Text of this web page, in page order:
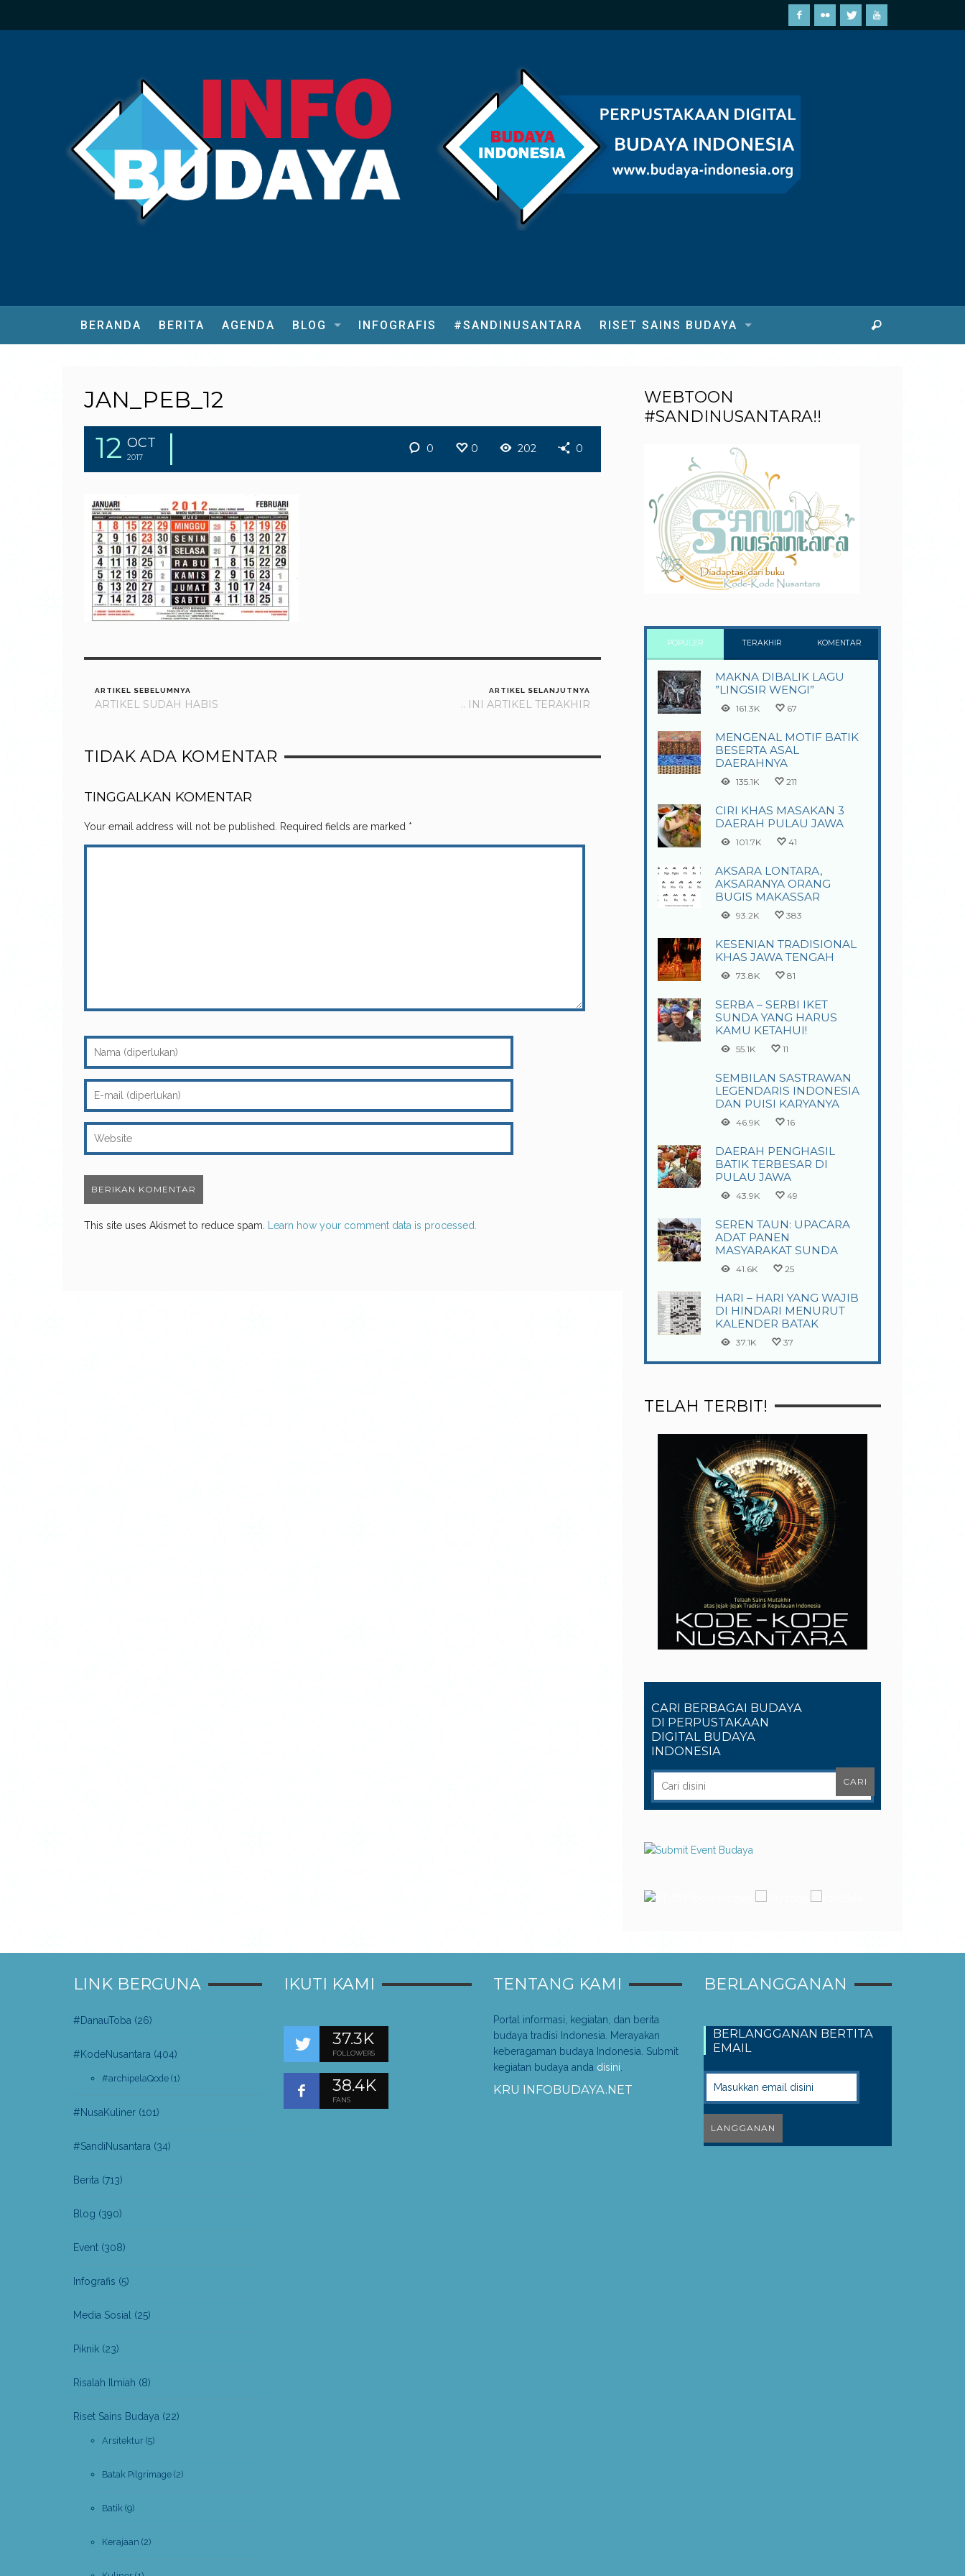
BERANDA BERITA AGENDA BLOG INFOGRAFIS #SANDINUSANTARA RISET SAINS BUDAYA
JAN_PEB_12
12 OCT
2017
0 0 202 0
ARTIKEL SEBELUMNYA
ARTIKEL SUDAH HABIS
ARTIKEL SELANJUTNYA
.. INI ARTIKEL TERAKHIR
TIDAK ADA KOMENTAR
TINGGALKAN KOMENTAR
Your email address will not be published. Required fields are marked *
This site uses Akismet to reduce spam. Learn how your comment data is processed.
WEBTOON
#SANDINUSANTARA!!
POPULER TERAKHIR KOMENTAR
MAKNA DIBALIK LAGU
”LINGSIR WENGI”
161.3K 67
MENGENAL MOTIF BATIK
BESERTA ASAL
DAERAHNYA
135.1K 211
CIRI KHAS MASAKAN 3
DAERAH PULAU JAWA
101.7K 41
AKSARA LONTARA,
AKSARANYA ORANG
BUGIS MAKASSAR
93.2K 383
KESENIAN TRADISIONAL
KHAS JAWA TENGAH
73.8K 81
SERBA – SERBI IKET
SUNDA YANG HARUS
KAMU KETAHUI!
55.1K 11
SEMBILAN SASTRAWAN
LEGENDARIS INDONESIA
DAN PUISI KARYANYA
46.9K 16
DAERAH PENGHASIL
BATIK TERBESAR DI
PULAU JAWA
43.9K 49
SEREN TAUN: UPACARA
ADAT PANEN
MASYARAKAT SUNDA
41.6K 25
HARI – HARI YANG WAJIB
DI HINDARI MENURUT
KALENDER BATAK
37.1K 37
TELAH TERBIT!
CARI BERBAGAI BUDAYA
DI PERPUSTAKAAN
DIGITAL BUDAYA
INDONESIA
LINK BERGUNA
#DanauToba (26)
#KodeNusantara (404)
#archipelaQode (1)
#NusaKuliner (101)
#SandiNusantara (34)
Berita (713)
Blog (390)
Event (308)
Infografis (5)
Media Sosial (25)
Piknik (23)
Risalah Ilmiah (8)
Riset Sains Budaya (22)
Arsitektur (5)
Batak Pilgrimage (2)
Batik (9)
Kerajaan (2)
IKUTI KAMI
37.3K
FOLLOWERS
38.4K
FANS
TENTANG KAMI
Portal informasi, kegiatan, dan berita
budaya tradisi Indonesia. Merayakan
keberagaman budaya Indonesia. Submit
kegiatan budaya anda disini.
KRU INFOBUDAYA.NET
BERLANGGANAN
BERLANGGANAN BERTITA
EMAIL